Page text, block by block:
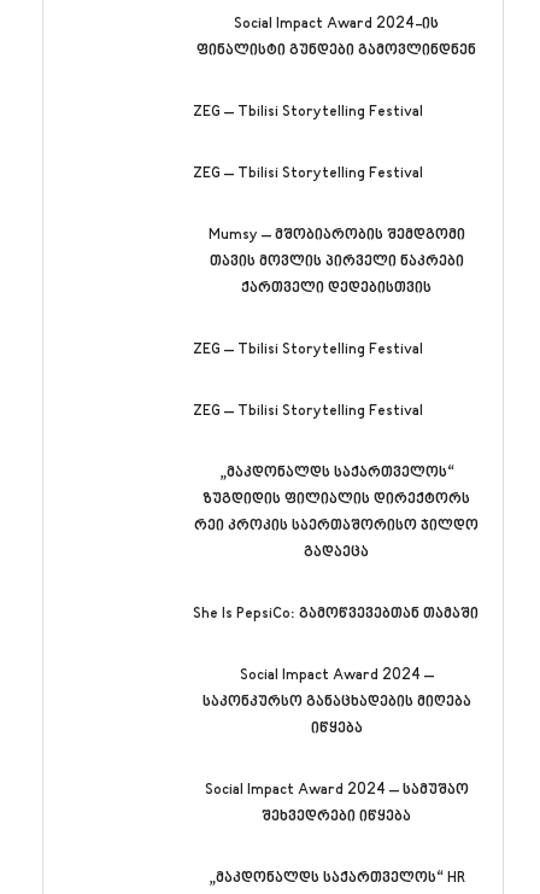
Social Impact Award 2024-ის
ფინალისტი გუნდები გამოვლინდნენ
ZEG – Tbilisi Storytelling Festival
ZEG – Tbilisi Storytelling Festival
Mumsy – მშობიარობის შემდგომი
თავის მოვლის პირველი ნაკრები
ქართველი დედებისთვის
ZEG – Tbilisi Storytelling Festival
ZEG – Tbilisi Storytelling Festival
„მაკდონალდს საქართველოს“
ზუგდიდის ფილიალის დირექტორს
რეი კროკის საერთაშორისო ჯილდო
გადაეცა
She Is PepsiCo: გამოწვევებთან თამაში
Social Impact Award 2024 –
საკონკურსო განაცხადების მიღება
იწყება
Social Impact Award 2024 – სამუშაო
შეხვედრები იწყება
„მაკდონალდს საქართველოს“ HR